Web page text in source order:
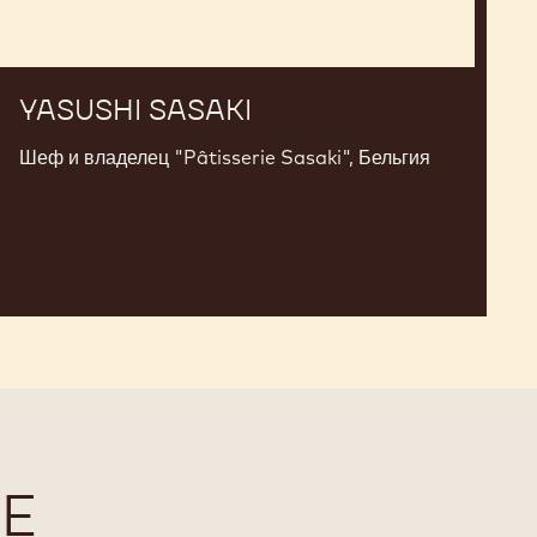
YASUSHI SASAKI
Шеф и владелец "Pâtisserie Sasaki", Бельгия